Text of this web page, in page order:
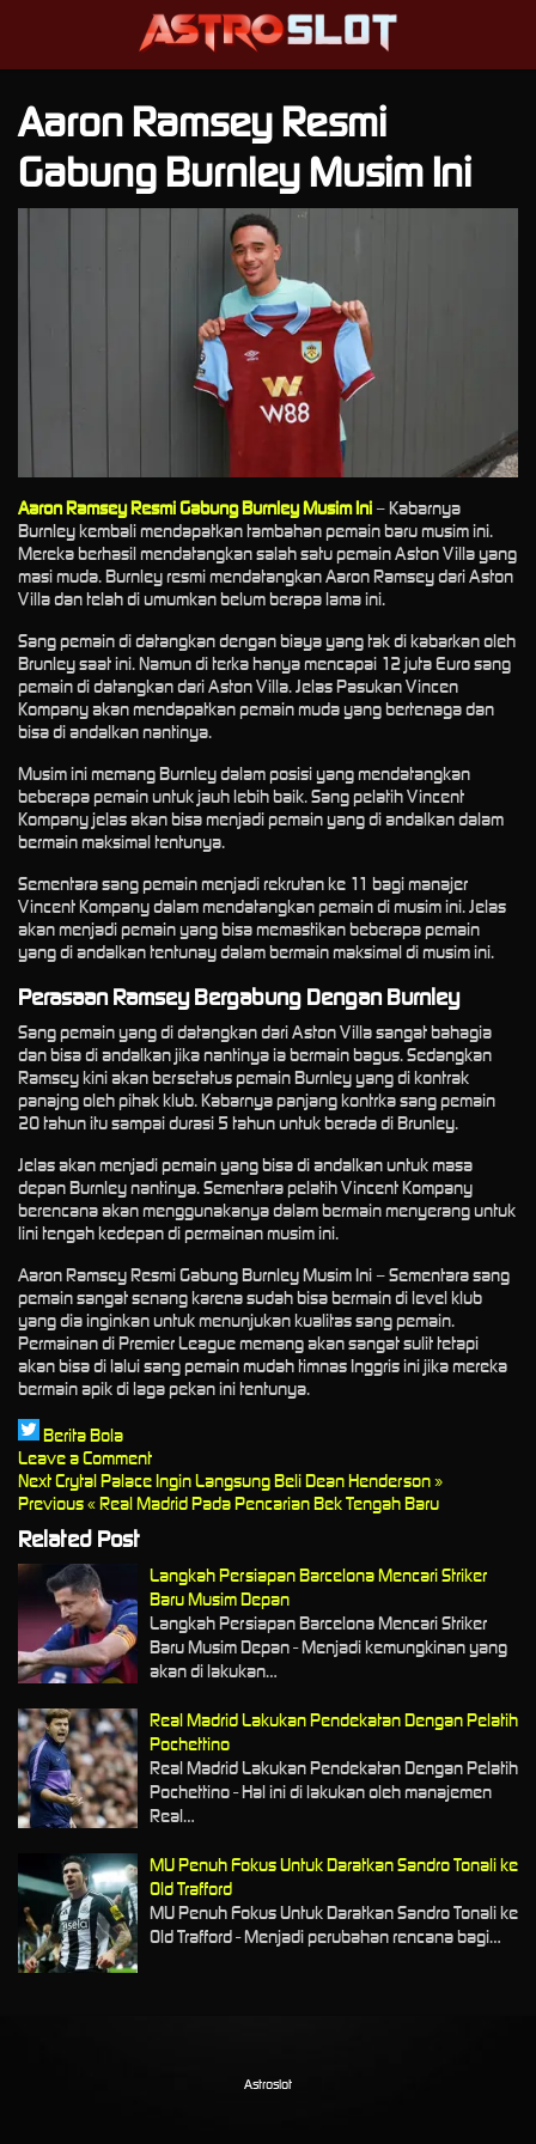
Aaron Ramsey Resmi
Gabung Burnley Musim Ini
Aaron Ramsey Resmi Gabung Burnley Musim Ini– Kabarnya
Burnley kembali mendapatkan tambahan pemain baru musim ini.
Mereka berhasil mendatangkan salah satu pemain Aston Villa yang
masi muda. Burnley resmi mendatangkan Aaron Ramsey dari Aston
Villa dan telah di umumkan belum berapa lama ini.
Sang pemain di datangkan dengan biaya yang tak di kabarkan oleh
Brunley saat ini. Namun di terka hanya mencapai 12 juta Euro sang
pemain di datangkan dari Aston Villa. Jelas Pasukan Vincen
Kompany akan mendapatkan pemain muda yang bertenaga dan
bisa di andalkan nantinya.
Musim ini memang Burnley dalam posisi yang mendatangkan
beberapa pemain untuk jauh lebih baik. Sang pelatih Vincent
Kompany jelas akan bisa menjadi pemain yang di andalkan dalam
bermain maksimal tentunya.
Sementara sang pemain menjadi rekrutan ke 11 bagi manajer
Vincent Kompany dalam mendatangkan pemain di musim ini. Jelas
akan menjadi pemain yang bisa memastikan beberapa pemain
yang di andalkan tentunay dalam bermain maksimal di musim ini.
Perasaan Ramsey Bergabung Dengan Burnley
Sang pemain yang di datangkan dari Aston Villa sangat bahagia
dan bisa di andalkan jika nantinya ia bermain bagus. Sedangkan
Ramsey kini akan bersetatus pemain Burnley yang di kontrak
panajng oleh pihak klub. Kabarnya panjang kontrka sang pemain
20 tahun itu sampai durasi 5 tahun untuk berada di Brunley.
Jelas akan menjadi pemain yang bisa di andalkan untuk masa
depan Burnley nantinya. Sementara pelatih Vincent Kompany
berencana akan menggunakanya dalam bermain menyerang untuk
lini tengah kedepan di permainan musim ini.
Aaron Ramsey Resmi Gabung Burnley Musim Ini – Sementara sang
pemain sangat senang karena sudah bisa bermain di level klub
yang dia inginkan untuk menunjukan kualitas sang pemain.
Permainan di Premier League memang akan sangat sulit tetapi
akan bisa di lalui sang pemain mudah timnas Inggris ini jika mereka
bermain apik di laga pekan ini tentunya.
Berita Bola
Leave a Comment
NextCrytal Palace Ingin Langsung Beli Dean Henderson »
Previous« Real Madrid Pada Pencarian Bek Tengah Baru
Related Post
Langkah Persiapan Barcelona Mencari Striker
Baru Musim Depan
Langkah Persiapan Barcelona Mencari Striker
Baru Musim Depan - Menjadi kemungkinan yang
akan di lakukan…
Real Madrid Lakukan Pendekatan Dengan Pelatih
Pochettino
Real Madrid Lakukan Pendekatan Dengan Pelatih
Pochettino - Hal ini di lakukan oleh manajemen
Real…
MU Penuh Fokus Untuk Daratkan Sandro Tonali ke
Old Trafford
MU Penuh Fokus Untuk Daratkan Sandro Tonali ke
Old Trafford - Menjadi perubahan rencana bagi…
Astroslot